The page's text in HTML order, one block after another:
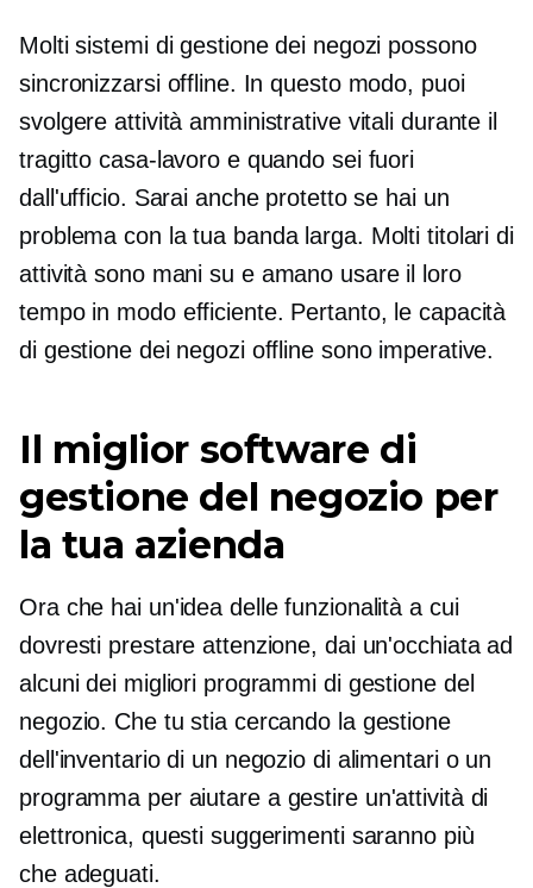
Molti sistemi di gestione dei negozi possono
sincronizzarsi offline. In questo modo, puoi
svolgere attività amministrative vitali durante il
tragitto casa-lavoro e quando sei fuori
dall'ufficio. Sarai anche protetto se hai un
problema con la tua banda larga. Molti titolari di
attività sono mani su e amano usare il loro
tempo in modo efficiente. Pertanto, le capacità
di gestione dei negozi offline sono imperative.
Il miglior software di
gestione del negozio per
la tua azienda
Ora che hai un'idea delle funzionalità a cui
dovresti prestare attenzione, dai un'occhiata ad
alcuni dei migliori programmi di gestione del
negozio. Che tu stia cercando la gestione
dell'inventario di un negozio di alimentari o un
programma per aiutare a gestire un'attività di
elettronica, questi suggerimenti saranno più
che adeguati.